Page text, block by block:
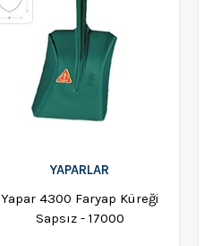
YAPARLAR
Yapar 4300 Faryap Küreği
Sapsız - 17000